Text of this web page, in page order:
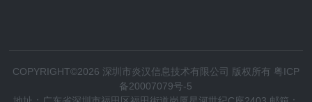
COPYRIGHT©2026 深圳市炎汉信息技术有限公司 版权所有 粤ICP
备20007079号-5